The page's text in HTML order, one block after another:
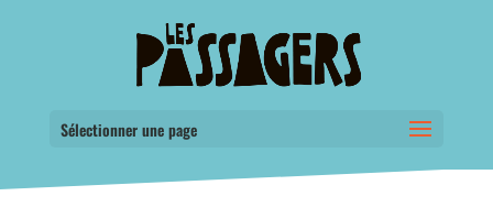
Sélectionner une page